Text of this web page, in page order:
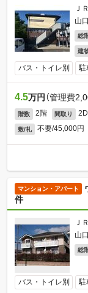
Ｊ
山
総
建
バス・トイレ別 駐
4.5万円 （管理費
階数 2階 間取り
敷/礼 不要/45,000円
マンション・アパート
件
Ｊ
山
総
バス・トイレ別 駐